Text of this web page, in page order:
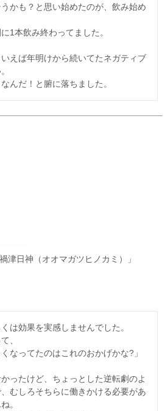
かも？と思い始めたのが、飲み始め
1本飲み終わってました。
えば年明けから続いてたネガティブ
んだ！と腑に落ちました。
日神（オオマガツヒノカミ）」
は効果を実感しませんでした。
、
なってたのはこれのおかげかな?」
ったけど、ちょっとした逆転劇のよ
むしろそちらに働きかける必要があ
。